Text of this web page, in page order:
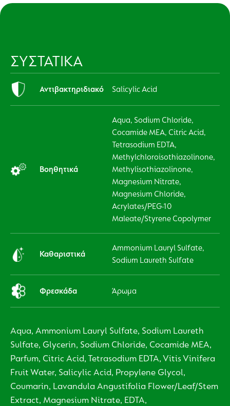
ΣΥΣΤΑΤΙΚΑ
Αντιβακτηριδιακό Salicylic Acid
Βοηθητικά
Aqua, Sodium Chloride,
Cocamide MEA, Citric Acid,
Tetrasodium EDTA,
Methylchloroisothiazolinone,
Methylisothiazolinone,
Magnesium Nitrate,
Magnesium Chloride,
Acrylates/PEG-10
Maleate/Styrene Copolymer
Καθαριστικά
Ammonium Lauryl Sulfate,
Sodium Laureth Sulfate
Φρεσκάδα Άρωμα
Aqua, Ammonium Lauryl Sulfate, Sodium Laureth
Sulfate, Glycerin, Sodium Chloride, Cocamide MEA,
Parfum, Citric Acid, Tetrasodium EDTA, Vitis Vinifera
Fruit Water, Salicylic Acid, Propylene Glycol,
Coumarin, Lavandula Angustifolia Flower/Leaf/Stem
Extract, Magnesium Nitrate, EDTA,